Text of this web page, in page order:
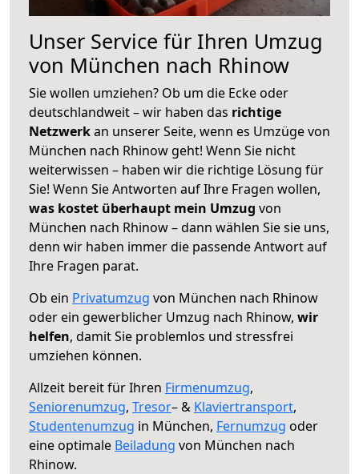
Unser Service für Ihren Umzug
von München nach Rhinow
Sie wollen umziehen? Ob um die Ecke oder
deutschlandweit – wir haben das richtige
Netzwerkan unserer Seite, wenn es Umzüge von
München nach Rhinow geht! Wenn Sie nicht
weiterwissen – haben wir die richtige Lösung für
Sie! Wenn Sie Antworten auf Ihre Fragen wollen,
was kostet überhaupt mein Umzug von
München nach Rhinow – dann wählen Sie sie uns,
denn wir haben immer die passende Antwort auf
Ihre Fragen parat.
Ob ein Privatumzug von München nach Rhinow
oder ein gewerblicher Umzug nach Rhinow, wir
helfen, damit Sie problemlos und stressfrei
umziehen können.
Allzeit bereit für Ihren Firmenumzug,
Seniorenumzug, Tresor– & Klaviertransport,
Studentenumzug in München, Fernumzug oder
eine optimale Beiladung von München nach
Rhinow.